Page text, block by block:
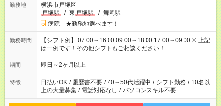
勤務地
横浜市戸塚区
戸塚駅
/ 東 戸塚駅 / 舞岡駅
病院 ★勤務地選べます！
勤務時間
【シフト例】 07:00～16:00 09:00～18:00 17:00～09:00 ※ 上記
は一例です！その他シフトもご相談ください！
期間 即日～2ヶ月以上
特徴 日払いOK / 履歴書不要 / 40～50代活躍中 / シフト勤務 / 10名以
上の大量募集 / 電話対応なし / パソコンスキル不要